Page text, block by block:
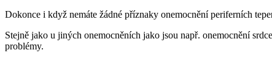
Dokonce i když nemáte žádné příznaky onemocnění periferních
Stejně jako u jiných onemocněních jako jsou např. onemocnění
problémy.